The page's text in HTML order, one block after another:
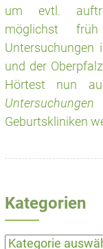
um evtl.
möglichst
Untersuchungen
und der
Hörtest nun
Untersuchungen
Geburtskliniken
Kategorien
Kategorien